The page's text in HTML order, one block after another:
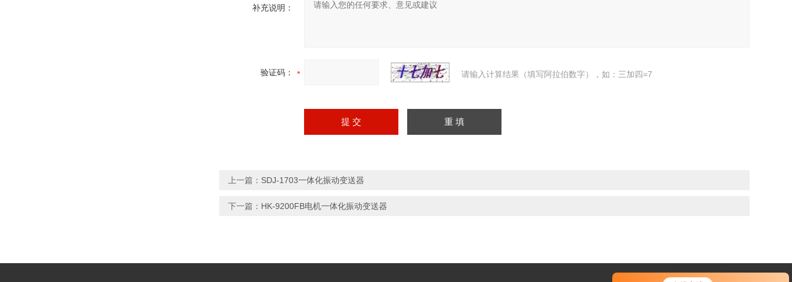
补充说明：
验证码： 请输入计算结果（填写阿拉伯数字），如：三加四=7
上一篇： SDJ-1703一体化振动变送器
下一篇： HK-9200FB电机一体化振动变送器